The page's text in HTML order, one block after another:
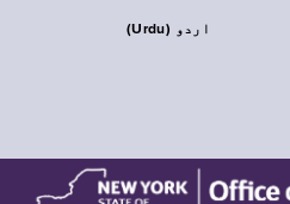
اردو (Urdu)